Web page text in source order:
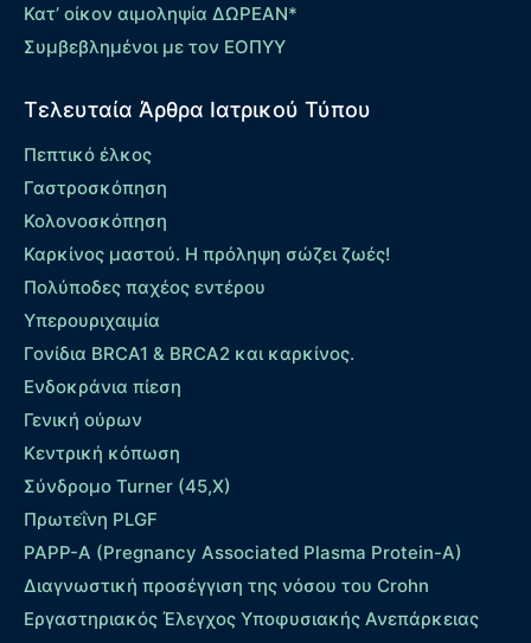
Κατ’ οίκον αιμοληψία ΔΩΡΕΑΝ*
Συμβεβλημένοι με τον ΕΟΠΥΥ
Τελευταία Άρθρα Ιατρικού Τύπου
Πεπτικό έλκος
Γαστροσκόπηση
Κολονοσκόπηση
Καρκίνος μαστού. Η πρόληψη σώζει ζωές!
Πολύποδες παχέος εντέρου
Yπερουριχαιμία
Γονίδια BRCA1 & BRCA2 και καρκίνος.
Ενδοκράνια πίεση
Γενική ούρων
Κεντρική κόπωση
Σύνδρομο Turner (45,X)
Πρωτεΐνη PLGF
PAPP-A (Pregnancy Associated Plasma Protein-A)
Διαγνωστική προσέγγιση της νόσου του Crohn
Εργαστηριακός Έλεγχος Υποφυσιακής Ανεπάρκειας